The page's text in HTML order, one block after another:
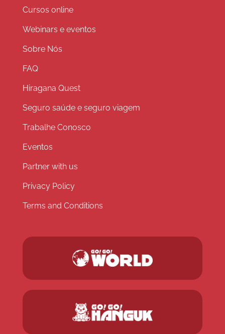
Cursos online
Webinars e eventos
Sobre Nós
FAQ
Hiragana Quest
Seguro saúde e seguro viagem
Trabalhe Conosco
Eventos
Partner with us
Privacy Policy
Terms and Conditions